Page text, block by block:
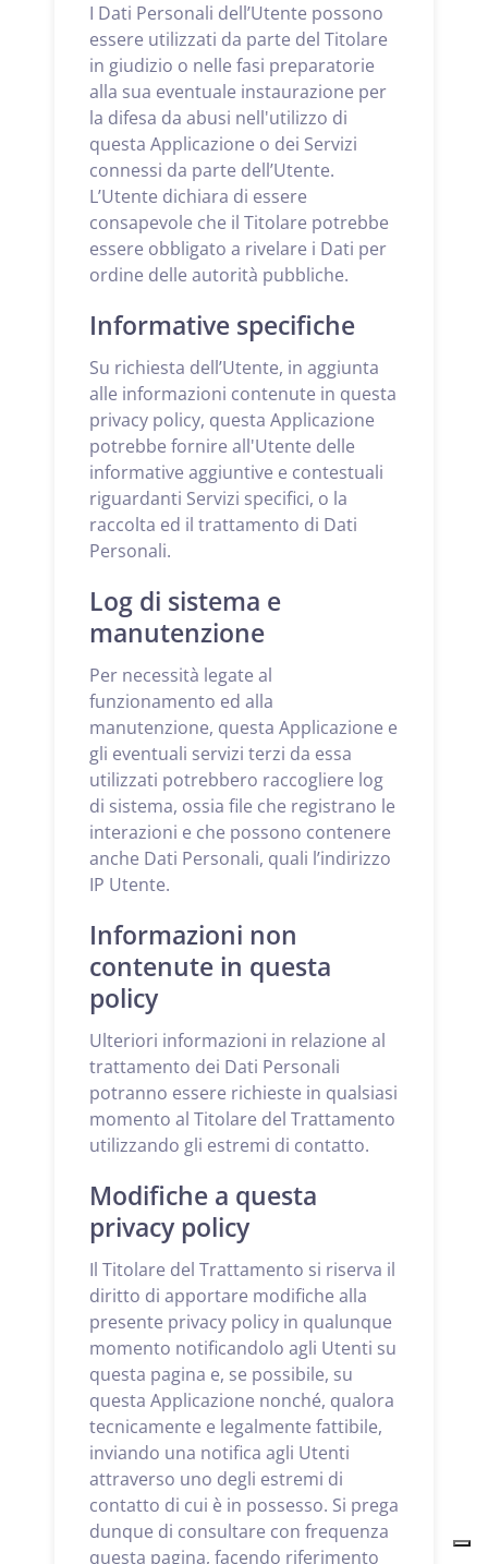
I Dati Personali dell’Utente possono
essere utilizzati da parte del Titolare
in giudizio o nelle fasi preparatorie
alla sua eventuale instaurazione per
la difesa da abusi nell'utilizzo di
questa Applicazione o dei Servizi
connessi da parte dell’Utente.
L’Utente dichiara di essere
consapevole che il Titolare potrebbe
essere obbligato a rivelare i Dati per
ordine delle autorità pubbliche.
Informative specifiche
Su richiesta dell’Utente, in aggiunta
alle informazioni contenute in questa
privacy policy, questa Applicazione
potrebbe fornire all'Utente delle
informative aggiuntive e contestuali
riguardanti Servizi specifici, o la
raccolta ed il trattamento di Dati
Personali.
Log di sistema e
manutenzione
Per necessità legate al
funzionamento ed alla
manutenzione, questa Applicazione e
gli eventuali servizi terzi da essa
utilizzati potrebbero raccogliere log
di sistema, ossia file che registrano le
interazioni e che possono contenere
anche Dati Personali, quali l’indirizzo
IP Utente.
Informazioni non
contenute in questa
policy
Ulteriori informazioni in relazione al
trattamento dei Dati Personali
potranno essere richieste in qualsiasi
momento al Titolare del Trattamento
utilizzando gli estremi di contatto.
Modifiche a questa
privacy policy
Il Titolare del Trattamento si riserva il
diritto di apportare modifiche alla
presente privacy policy in qualunque
momento notificandolo agli Utenti su
questa pagina e, se possibile, su
questa Applicazione nonché, qualora
tecnicamente e legalmente fattibile,
inviando una notifica agli Utenti
attraverso uno degli estremi di
contatto di cui è in possesso. Si prega
dunque di consultare con frequenza
questa pagina, facendo riferimento